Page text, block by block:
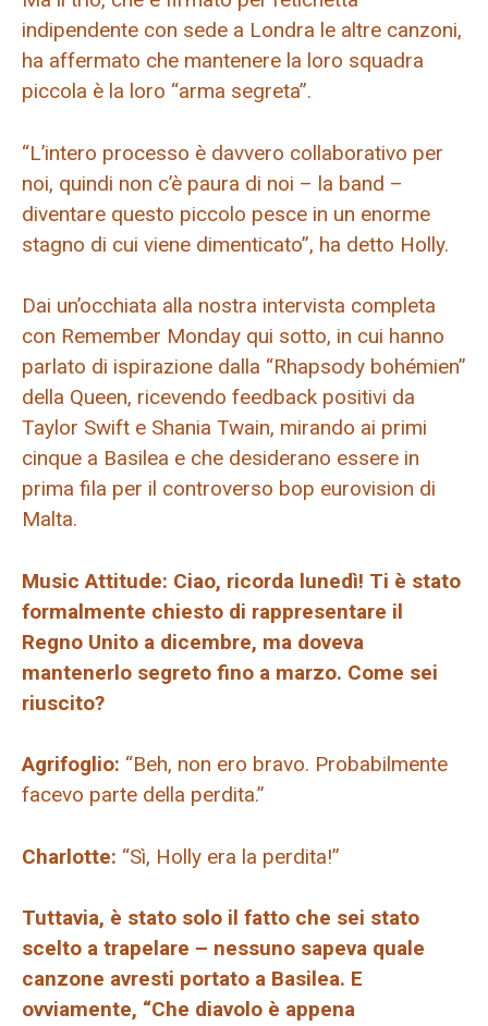
indipendente con sede a Londra le altre canzoni,
ha affermato che mantenere la loro squadra
piccola è la loro “arma segreta”.
“L’intero processo è davvero collaborativo per
noi, quindi non c’è paura di noi – la band –
diventare questo piccolo pesce in un enorme
stagno di cui viene dimenticato”, ha detto Holly.
Dai un’occhiata alla nostra intervista completa
con Remember Monday qui sotto, in cui hanno
parlato di ispirazione dalla “Rhapsody bohémien”
della Queen, ricevendo feedback positivi da
Taylor Swift e Shania Twain, mirando ai primi
cinque a Basilea e che desiderano essere in
prima fila per il controverso bop eurovision di
Malta.
Music Attitude: Ciao, ricorda lunedì! Ti è stato
formalmente chiesto di rappresentare il
Regno Unito a dicembre, ma doveva
mantenerlo segreto fino a marzo. Come sei
riuscito?
Agrifoglio: “Beh, non ero bravo. Probabilmente
facevo parte della perdita.”
Charlotte: “Sì, Holly era la perdita!”
Tuttavia, è stato solo il fatto che sei stato
scelto a trapelare – nessuno sapeva quale
canzone avresti portato a Basilea. E
ovviamente, “Che diavolo è appena